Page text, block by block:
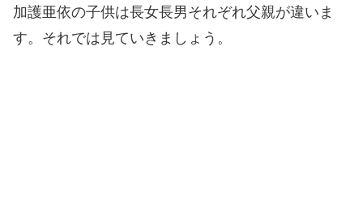
加護亜依の子供は長女長男それぞれ父親が違いま
す。それでは見ていきましょう。